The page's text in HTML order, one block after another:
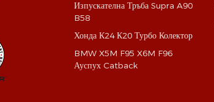
Изпускателна Тръба Supra A90
B58
Хонда К24 К20 Турбо Колектор
BMW X5M F95 X6M F96
Ауспух Catback